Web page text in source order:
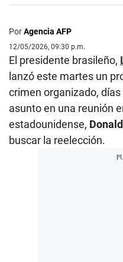
PorAgencia AFP
12/05/2026, 09:30 p.m.
El presidente brasileño,
lanzó este martes un
crimen organizado,
asunto en una reunión
estadounidense,
buscar la reelección.